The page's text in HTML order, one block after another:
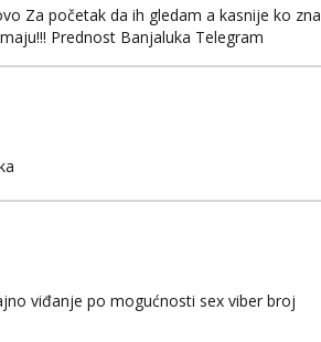
Za početak da ih gledam a kasnije ko zna
Prednost Banjaluka Telegram
viđanje po mogućnosti sex viber broj